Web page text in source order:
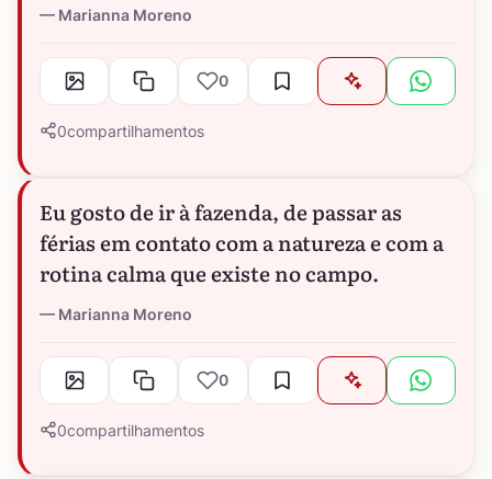
Marianna Moreno
0
0compartilhamentos
Eu gosto de ir à fazenda, de passar as
férias em contato com a natureza e com a
rotina calma que existe no campo.
Marianna Moreno
0
0compartilhamentos